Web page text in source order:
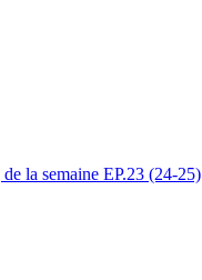
la semaine EP.23 (24-25)